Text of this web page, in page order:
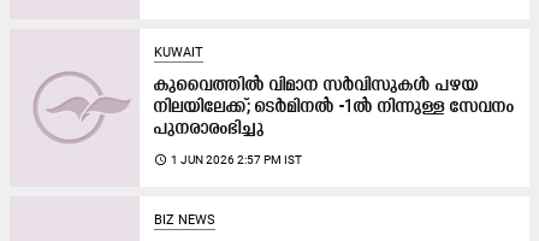
KUWAIT
കുവൈത്തിൽ വിമാന സർവിസുകൾ പഴയ
നിലയിലേക്ക്; ടെർമിനൽ -1ൽ നിന്നുള്ള സേവനം
പുനരാരംഭിച്ചു
access_time 1 JUN 2026 2:57 PM IST
BIZ NEWS